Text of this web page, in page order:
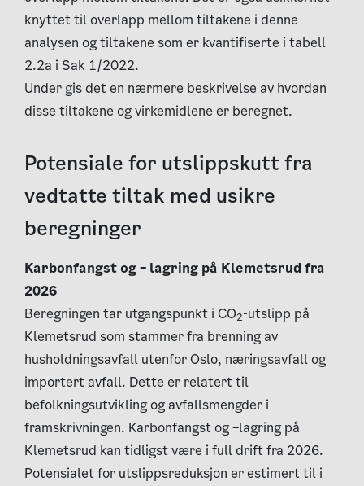
knyttet til overlapp mellom tiltakene i denne
analysen og tiltakene som er kvantifiserte i tabell
2.2a i Sak 1/2022.
Under gis det en nærmere beskrivelse av hvordan
disse tiltakene og virkemidlene er beregnet.
Potensiale for utslippskutt fra
vedtatte tiltak med usikre
beregninger
Karbonfangst og – lagring på Klemetsrud fra
2026
Beregningen tar utgangspunkt i CO2-utslipp på
Klemetsrud som stammer fra brenning av
husholdningsavfall utenfor Oslo, næringsavfall og
importert avfall. Dette er relatert til
befolkningsutvikling og avfallsmengder i
framskrivningen. Karbonfangst og –lagring på
Klemetsrud kan tidligst være i full drift fra 2026.
Potensialet for utslippsreduksjon er estimert til i